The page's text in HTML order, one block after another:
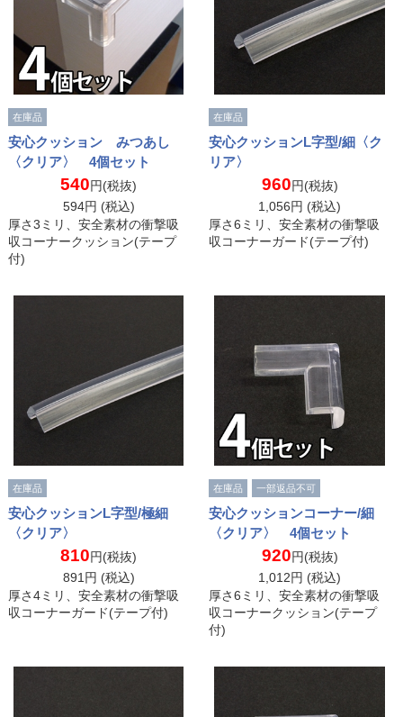
在庫品
安心クッション みつあし
〈クリア〉 4個セット
540円(税抜)
594円 (税込)
厚さ3ミリ、安全素材の衝撃吸
収コーナークッション(テープ
付)
在庫品
安心クッションL字型/細〈ク
リア〉
960円(税抜)
1,056円 (税込)
厚さ6ミリ、安全素材の衝撃吸
収コーナーガード(テープ付)
在庫品
安心クッションL字型/極細
〈クリア〉
810円(税抜)
891円 (税込)
厚さ4ミリ、安全素材の衝撃吸
収コーナーガード(テープ付)
在庫品 一部返品不可
安心クッションコーナー/細
〈クリア〉 4個セット
920円(税抜)
1,012円 (税込)
厚さ6ミリ、安全素材の衝撃吸
収コーナークッション(テープ
付)